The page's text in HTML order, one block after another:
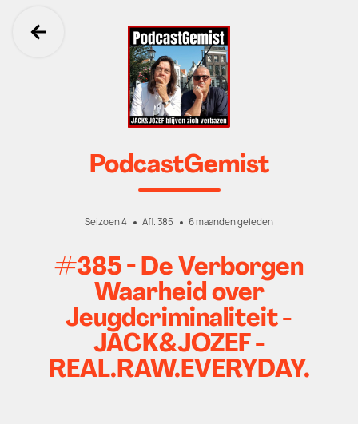
Ga terug
PodcastGemist
Seizoen 4 Afl. 385 6 maanden geleden
#385 - De Verborgen
Waarheid over
Jeugdcriminaliteit -
JACK&JOZEF -
REAL.RAW.EVERYDAY.